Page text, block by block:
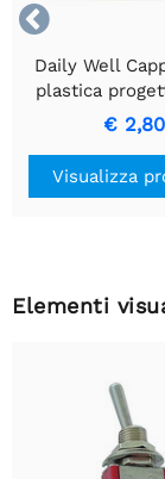

Daily Well
plastica
precisione per
a pulsante in
€ 2,80
Visualizza
Elementi